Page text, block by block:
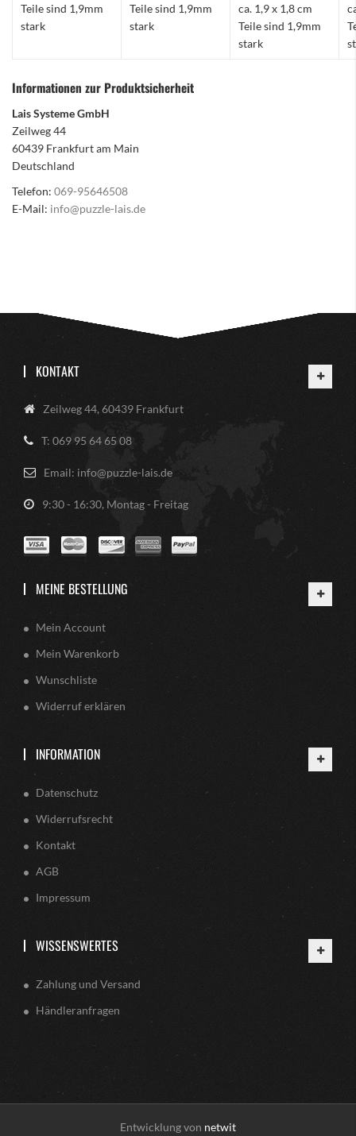
Teile sind 1,9mm
stark
Teile sind 1,9mm
stark
ca. 1,9 x 1,8 cm
Teile sind 1,9mm
stark
Informationen zur Produktsicherheit
Lais Systeme GmbH
Zeilweg 44
60439 Frankfurt am Main
Deutschland
Telefon: 069-95646508
E-Mail: info@puzzle-lais.de
KONTAKT
Zeilweg 44, 60439 Frankfurt
T: 069 95 64 65 08
Email: info@puzzle-lais.de
9:30 - 16:30, Montag - Freitag
MEINE BESTELLUNG
Mein Account
Mein Warenkorb
Wunschliste
Widerruf erklären
INFORMATION
Datenschutz
Widerrufsrecht
Kontakt
AGB
Impressum
WISSENSWERTES
Zahlung und Versand
Händleranfragen
Entwicklung von netwit